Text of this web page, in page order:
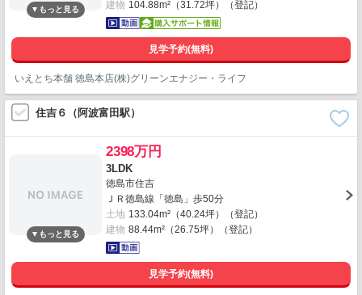
建物 104.88m²（31.72坪）（登記）
見学予約(無料)
いえとち本舗 徳島本店(株)グリーンエナジー・ライフ
住吉６（阿波富田駅）
2398万円
3LDK
徳島市住吉
ＪＲ徳島線「徳島」歩50分
土地 133.04m²（40.24坪）（登記）
建物 88.44m²（26.75坪）（登記）
見学予約(無料)